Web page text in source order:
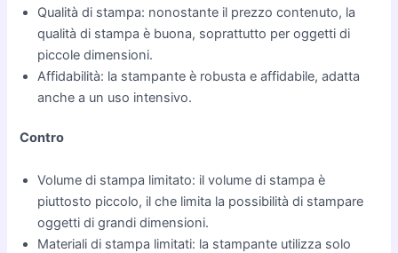
Qualità di stampa: nonostante il prezzo contenuto, la
qualità di stampa è buona, soprattutto per oggetti di
piccole dimensioni.
Affidabilità: la stampante è robusta e affidabile, adatta
anche a un uso intensivo.
Contro
Volume di stampa limitato: il volume di stampa è
piuttosto piccolo, il che limita la possibilità di stampare
oggetti di grandi dimensioni.
Materiali di stampa limitati: la stampante utilizza solo